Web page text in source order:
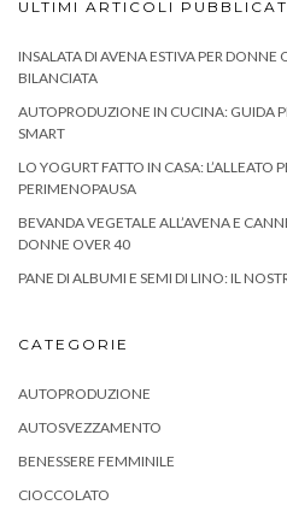
ULTIMI ARTICOLI
INSALATA DI AVENA ESTIVA PER
BILANCIATA
AUTOPRODUZIONE IN CUCINA: GUIDA
SMART
LO YOGURT FATTO IN CASA: L’ALLEATO
PERIMENOPAUSA
BEVANDA VEGETALE ALL’AVENA E
DONNE OVER 40
PANE DI ALBUMI E SEMI DI LINO: IL
CATEGORIE
AUTOPRODUZIONE
AUTOSVEZZAMENTO
BENESSERE FEMMINILE
CIOCCOLATO